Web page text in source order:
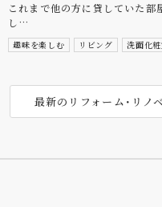
これまで他の方に貸していた部
し…
趣味を楽しむ リビング 洗面化粧
最新のリフォーム･リノ